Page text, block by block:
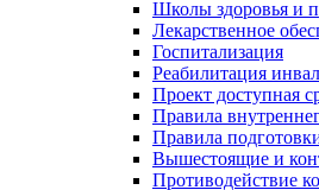
Школы здоровья и
Лекарственное
Госпитализация
Реабилитация
Проект доступная
Правила
Правила
Вышестоящие и
Противодействие